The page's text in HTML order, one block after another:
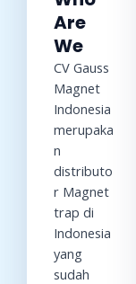
Are
We
CV Gauss
Magnet
Indonesia
merupaka
n
distributo
r Magnet
trap di
Indonesia
yang
sudah